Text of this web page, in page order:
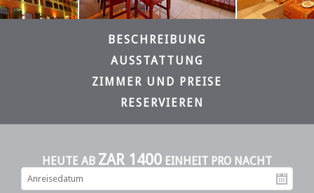
BESCHREIBUNG
AUSSTATTUNG
ZIMMER UND PREISE
RESERVIEREN
HEUTE AB ZAR 1400 EINHEIT PRO NACHT